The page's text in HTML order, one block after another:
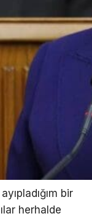
bir
herhalde